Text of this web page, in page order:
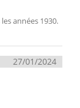
années 1930.
27/01/2024